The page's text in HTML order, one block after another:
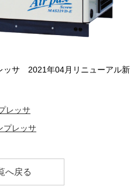
ッサ 2021年04月リニューアル新
レッサ
プレッサ
へ戻る